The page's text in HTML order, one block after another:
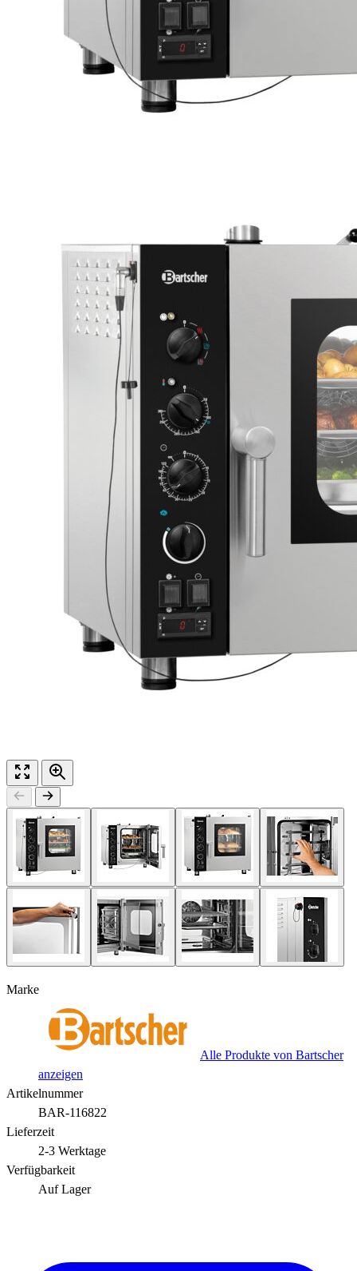
Marke
Alle Produkte von Bartscher
anzeigen
Artikelnummer
BAR-116822
Lieferzeit
2-3 Werktage
Verfügbarkeit
Auf Lager